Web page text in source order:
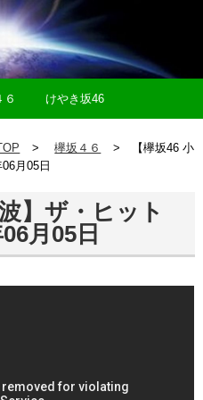
６ けやき坂46
欅坂４６
【欅坂46 小
月05日
】ザ・ヒット
月05日